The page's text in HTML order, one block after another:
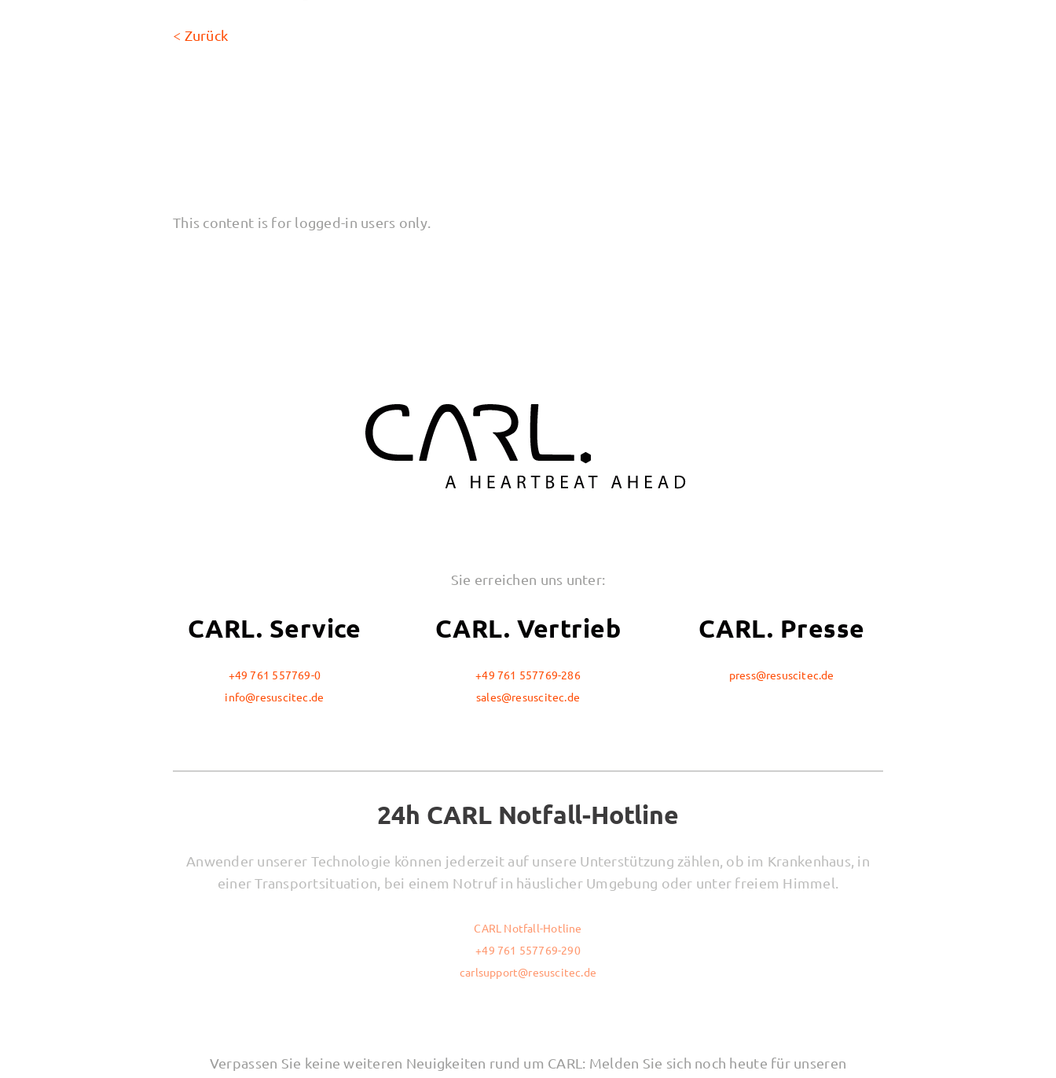
< Zurück
This content is for logged-in users only.
Sie erreichen uns unter:
CARL. Service
+49 761 557769-0
info@resuscitec.de
CARL. Vertrieb
+49 761 557769-286
sales@resuscitec.de
CARL. Presse
press@resuscitec.de
24h CARL Notfall-Hotline
Anwender unserer Technologie können jederzeit auf unsere Unterstützung zählen, ob im Krankenhaus, in
einer Transportsituation, bei einem Notruf in häuslicher Umgebung oder unter freiem Himmel.
CARL Notfall-Hotline
+49 761 557769-290
carlsupport@resuscitec.de
Verpassen Sie keine weiteren Neuigkeiten rund um CARL: Melden Sie sich noch heute für unseren